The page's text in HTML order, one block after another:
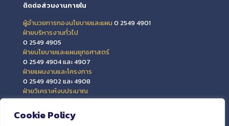
Cookie Policy
ติดต่อส่วนงานภายใน
ผู้อำนวยการกองนโยบายและแผน 0 2549 4901
ฝ่ายบริหารงานทั่วไป
0 2549 4905
ฝ่ายนโยบายและแผนยุทธศาสตร์
0 2549 4904 และ 4907
ฝ่ายแผนงานและโครงการ
0 2549 4902 และ 4908
ฝ่ายวิเคราะห์งบประมาณ
0 2549 4903 และ 4909
ฝ่ายข้อมูลสารสนเทศและติดตามประเมินผล
0 2549 4906